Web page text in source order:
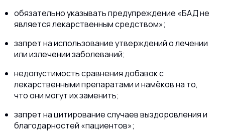
обязательно указывать предупреждение «БАД не
является лекарственным средством»;
запрет на использование утверждений о лечении
или излечении заболеваний;
недопустимость сравнения добавок с
лекарственными препаратами и намёков на то,
что они могут их заменить;
запрет на цитирование случаев выздоровления и
благодарностей «пациентов»;